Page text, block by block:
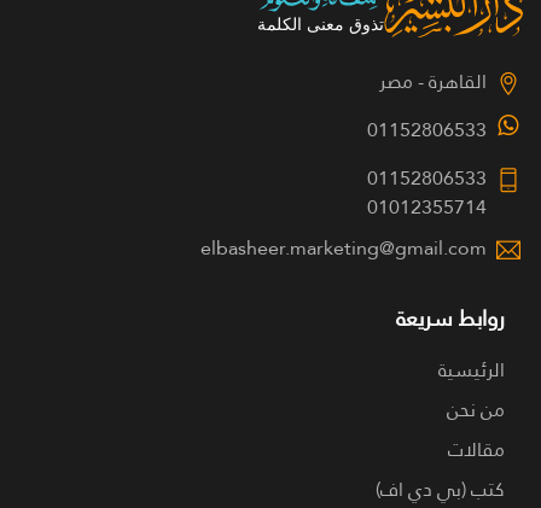
القاهرة - مصر
01152806533
01152806533
01012355714
elbasheer.marketing@gmail.com
روابط سريعة
الرئيسية
من نحن
مقالات
كتب (بي دي اف)